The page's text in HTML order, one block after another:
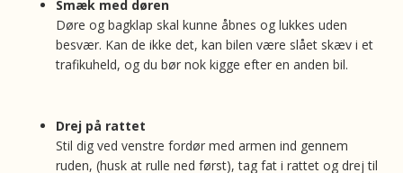
Smæk med døren
Døre og bagklap skal kunne åbnes og lukkes uden
besvær. Kan de ikke det, kan bilen være slået skæv i et
trafikuheld, og du bør nok kigge efter en anden bil.
Drej på rattet
Stil dig ved venstre fordør med armen ind gennem
ruden, (husk at rulle ned først), tag fat i rattet og drej til